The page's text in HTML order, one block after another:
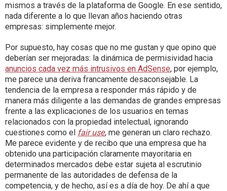
mismos a través de la plataforma de Google. En ese sentido,
nada diferente a lo que llevan años haciendo otras
empresas: simplemente mejor.
Por supuesto, hay cosas que no me gustan y que opino que
deberían ser mejoradas: la dinámica de permisividad hacia
anuncios cada vez más intrusivos en AdSense, por ejemplo,
me parece una deriva francamente desaconsejable. La
tendencia de la empresa a responder más rápido y de
manera más diligente a las demandas de grandes empresas
frente a las explicaciones de los usuarios en temas
relacionados con la propiedad intelectual, ignorando
cuestiones como el fair use, me generan un claro rechazo.
Me parece evidente y de recibo que una empresa que ha
obtenido una participación claramente mayoritaria en
determinados mercados debe estar sujeta al escrutinio
permanente de las autoridades de defensa de la
competencia, y de hecho, así es a día de hoy. De ahí a que